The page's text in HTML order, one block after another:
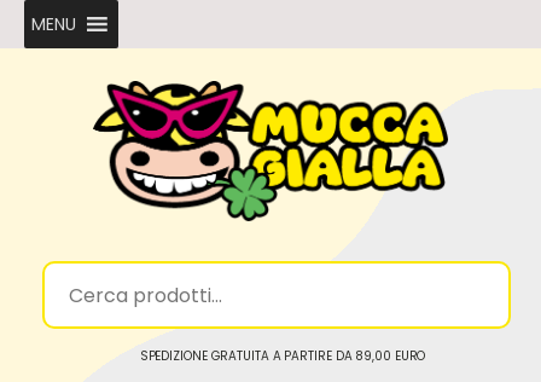
MENU
SPEDIZIONE GRATUITA A PARTIRE DA 89,00 EURO